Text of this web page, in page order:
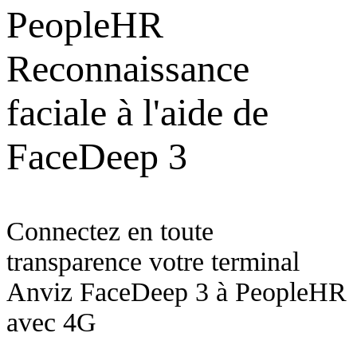
PeopleHR
Reconnaissance
faciale à l'aide de
FaceDeep 3
Connectez en toute
transparence votre terminal
Anviz FaceDeep 3 à PeopleHR
avec 4G